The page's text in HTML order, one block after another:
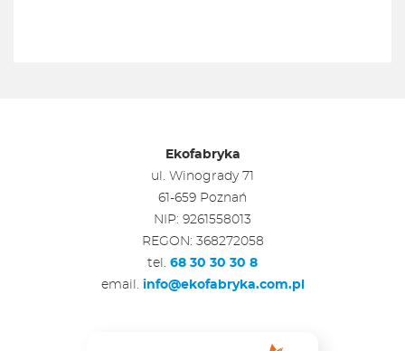
Ekofabryka
ul. Winogrady 71
61-659 Poznań
NIP: 9261558013
REGON: 368272058
tel. 68 30 30 30 8
email. info@ekofabryka.com.pl